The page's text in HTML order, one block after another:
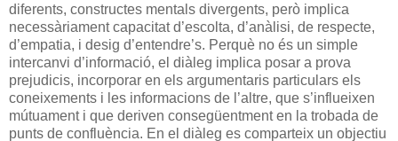
diferents, constructes mentals divergents, però implica
necessàriament capacitat d’escolta, d’anàlisi, de respecte,
d’empatia, i desig d’entendre’s. Perquè no és un simple
intercanvi d’informació, el diàleg implica posar a prova
prejudicis, incorporar en els argumentaris particulars els
coneixements i les informacions de l’altre, que s’influeixen
mútuament i que deriven consegüentment en la trobada de
punts de confluència. En el diàleg es comparteix un objectiu